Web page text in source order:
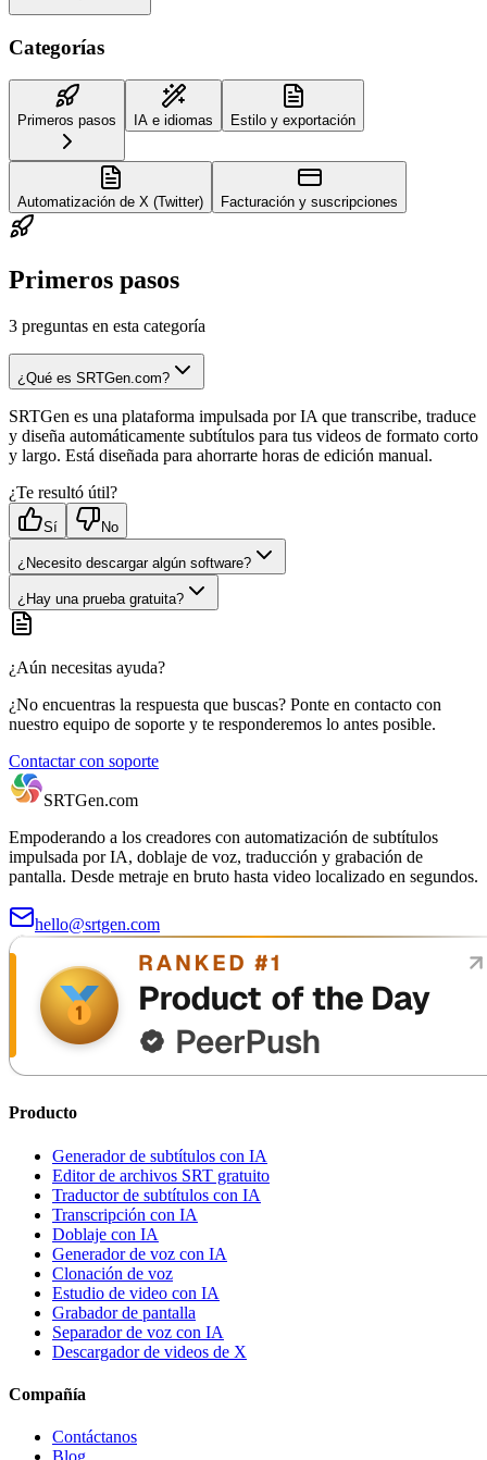
Categorías
Primeros pasos IA e idiomas Estilo y exportación
Automatización de X (Twitter) Facturación y suscripciones
Primeros pasos
3 preguntas en esta categoría
¿Qué es SRTGen.com?
SRTGen es una plataforma impulsada por IA que transcribe, traduce
y diseña automáticamente subtítulos para tus videos de formato corto
y largo. Está diseñada para ahorrarte horas de edición manual.
¿Te resultó útil?
Sí No
¿Necesito descargar algún software?
¿Hay una prueba gratuita?
¿Aún necesitas ayuda?
¿No encuentras la respuesta que buscas? Ponte en contacto con
nuestro equipo de soporte y te responderemos lo antes posible.
Contactar con soporte
SRTGen.com
Empoderando a los creadores con automatización de subtítulos
impulsada por IA, doblaje de voz, traducción y grabación de
pantalla. Desde metraje en bruto hasta video localizado en segundos.
hello@srtgen.com
Producto
Generador de subtítulos con IA
Editor de archivos SRT gratuito
Traductor de subtítulos con IA
Transcripción con IA
Doblaje con IA
Generador de voz con IA
Clonación de voz
Estudio de video con IA
Grabador de pantalla
Separador de voz con IA
Descargador de videos de X
Compañía
Contáctanos